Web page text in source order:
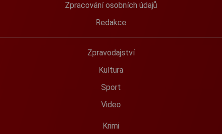
Zpracování osobních údajů
Redakce
Zpravodajství
Kultura
Sport
Video
Krimi